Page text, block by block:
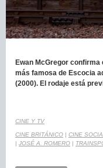
Ewan McGregor
más famosa de Escocia
(2000). El rodaje está
CINE Y TV
CINE BRITÁNICO | CINE
| JOSÉ A. ROMERO |